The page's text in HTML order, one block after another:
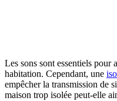
Les sons sont essentiels pour
habitation. Cependant, une
empêcher la transmission de
maison trop isolée peut-elle